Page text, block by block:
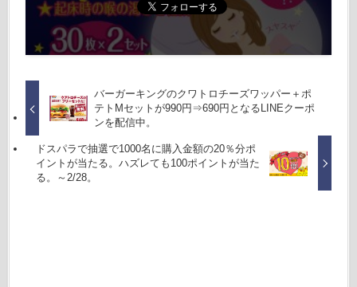
バーガーキングのクワトロチーズワッパー＋ポ
テトMセットが990円⇒690円となるLINEクーポ
ンを配信中。
ドスパラで抽選で1000名に購入金額の20％分ポ
イントが当たる。ハズレても100ポイントが当た
る。～2/28。